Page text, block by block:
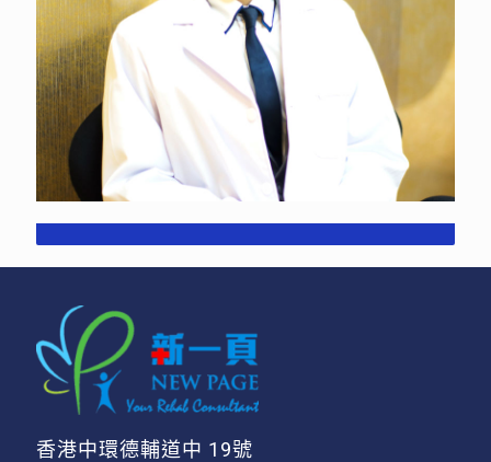
香港中環德輔道中 19號